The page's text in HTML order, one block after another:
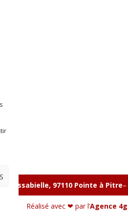
Massabielle, 97110 Pointe à Pitre–
Réalisé avec ❤ par l’Agence